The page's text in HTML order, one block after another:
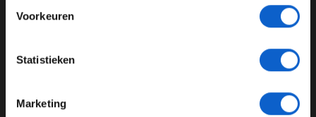
Voorkeuren
Statistieken
Marketing
Foto: Bryn Lennon / Getty Images / Red Bull Content
De teams hebben afgelopen weekend gesproken over
en ze
hebben besloten actie te ondernemen om zo te